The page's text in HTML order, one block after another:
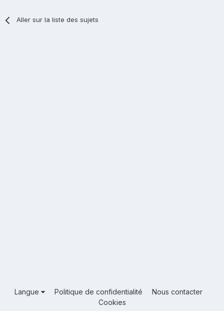
Aller sur la liste des sujets
Langue Politique de confidentialité
Nous contacter
Cookies